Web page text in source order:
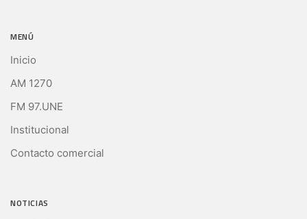
MENÚ
Inicio
AM 1270
FM 97.UNE
Institucional
Contacto comercial
NOTICIAS